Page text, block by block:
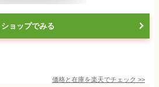
ショップでみる
価格と在庫を楽天でチェック >>